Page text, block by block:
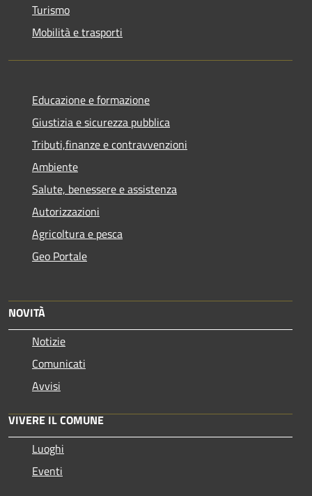
Turismo
Mobilità e trasporti
Educazione e formazione
Giustizia e sicurezza pubblica
Tributi,finanze e contravvenzioni
Ambiente
Salute, benessere e assistenza
Autorizzazioni
Agricoltura e pesca
Geo Portale
NOVITÀ
Notizie
Comunicati
Avvisi
VIVERE IL COMUNE
Luoghi
Eventi